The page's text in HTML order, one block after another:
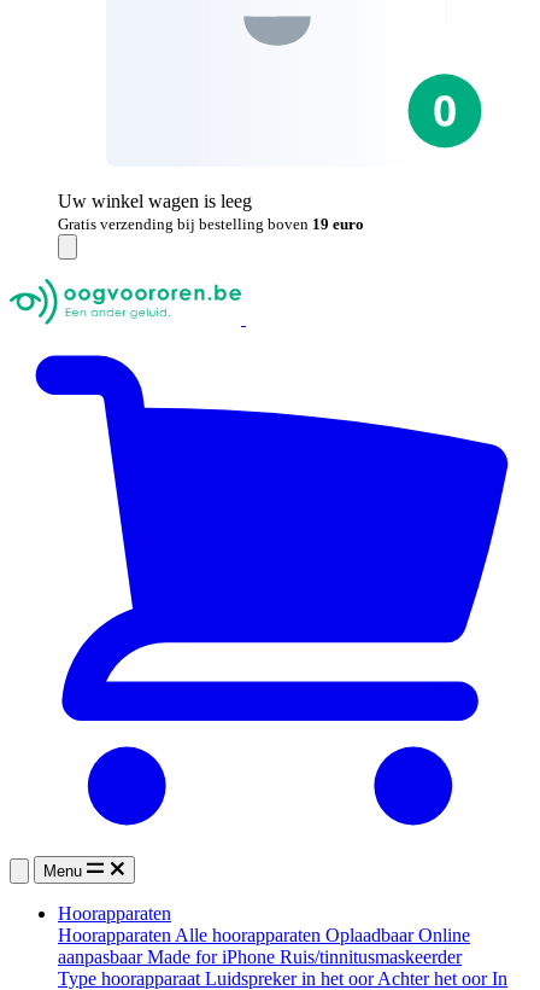
Uw winkel wagen is leeg
Gratis verzending bij bestelling boven 19 euro
Menu
Hoorapparaten
Hoorapparaten Alle hoorapparaten OplaadbaarOnline
aanpasbaarMade for iPhone Ruis/tinnitusmaskeerder
Type hoorapparaat Luidspreker in het oorAchter het oorIn